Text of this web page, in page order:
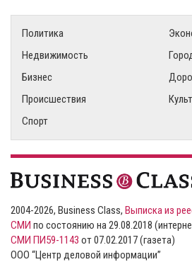
Политика
Недвижимость
Бизнес
Происшествия
Спорт
2004-2026, Business Class, Выписка из
СМИ по состоянию на 29.08.2018
СМИ ПИ59-1143 от 07.02.2017 (газета)
ООО “Центр деловой информации”